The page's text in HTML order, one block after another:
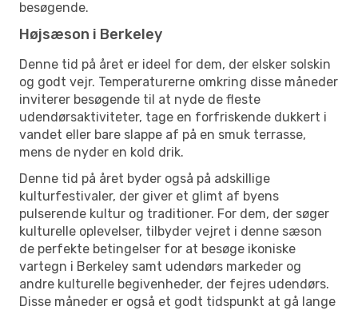
besøgende.
Højsæson i Berkeley
Denne tid på året er ideel for dem, der elsker solskin
og godt vejr. Temperaturerne omkring disse måneder
inviterer besøgende til at nyde de fleste
udendørsaktiviteter, tage en forfriskende dukkert i
vandet eller bare slappe af på en smuk terrasse,
mens de nyder en kold drik.
Denne tid på året byder også på adskillige
kulturfestivaler, der giver et glimt af byens
pulserende kultur og traditioner. For dem, der søger
kulturelle oplevelser, tilbyder vejret i denne sæson
de perfekte betingelser for at besøge ikoniske
vartegn i Berkeley samt udendørs markeder og
andre kulturelle begivenheder, der fejres udendørs.
Disse måneder er også et godt tidspunkt at gå lange